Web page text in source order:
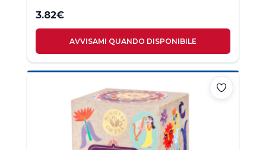
3.82€
AVVISAMI QUANDO DISPONIBILE